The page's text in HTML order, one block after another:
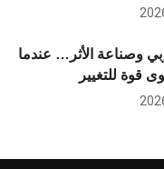
وصناعة الأثر… عندما
قوة للتغيير